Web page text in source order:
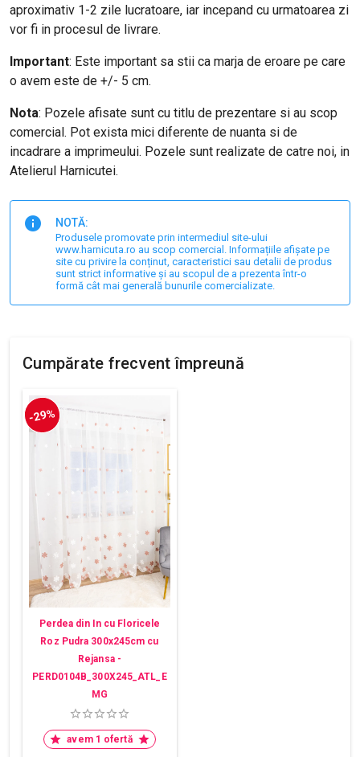
aproximativ 1-2 zile lucratoare, iar incepand cu urmatoarea zi
vor fi in procesul de livrare.
Important: Este important sa stii ca marja de eroare pe care
o avem este de +/- 5 cm.
Nota: Pozele afisate sunt cu titlu de prezentare si au scop
comercial. Pot exista mici diferente de nuanta si de
incadrare a imprimeului. Pozele sunt realizate de catre noi, in
Atelierul Harnicutei.
NOTĂ:
Produsele promovate prin intermediul site-ului
www.harnicuta.ro au scop comercial. Informațiile afișate pe
site cu privire la conținut, caracteristici sau detalii de produs
sunt strict informative și au scopul de a prezenta într-o
formă cât mai generală bunurile comercializate.
Cumpărate frecvent împreună
-29%
Perdea din In cu Floricele
Roz Pudra 300x245cm cu
Rejansa -
PERD0104B_300X245_ATL_E
MG
avem 1 ofertă